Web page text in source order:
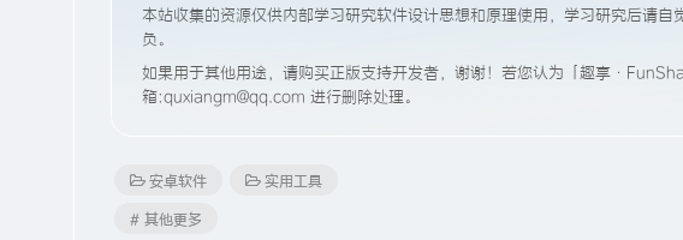
本站收集的资源仅供内部学习研究软件设计思想和原理使用，学习研究后请
负。
如果用于其他用途，请购买正版支持开发者，谢谢！若您认为「趣享
箱:quxiangm@qq.com 进行删除处理。
安卓软件 实用工具
# 其他更多